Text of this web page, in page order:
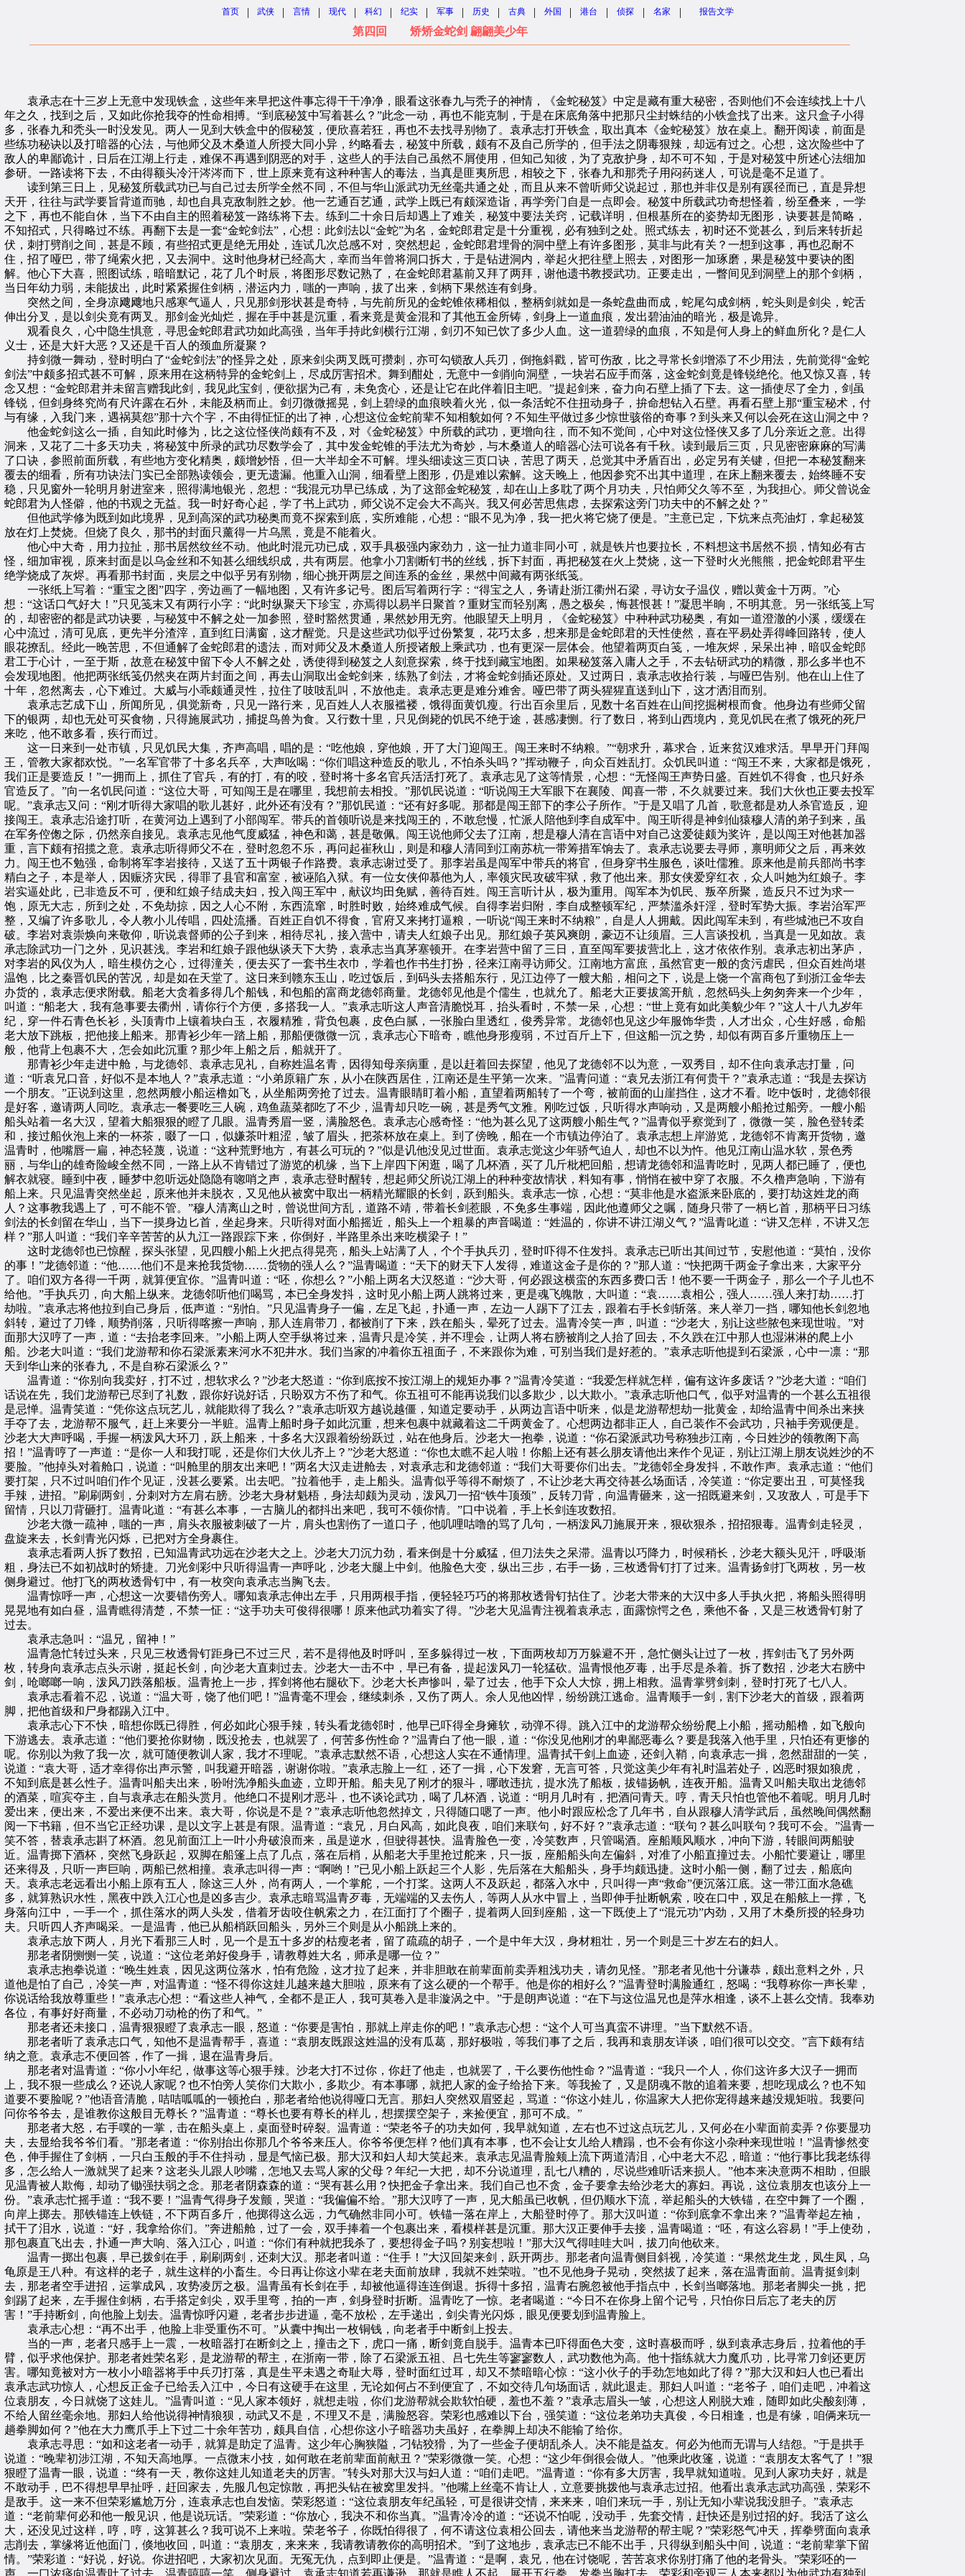
首页 | 武侠 | 言情 | 现代 | 科幻 | 纪实 | 军事 | 历史 | 古典 | 外国 | 港台 | 侦探 | 名家 | 报告文学
第四回 矫矫金蛇剑 翩翩美少年
袁承志在十三岁上无意中发现铁盒，这些年来早把这件事忘得干干净净，眼看这张春九与秃子的神情，《金蛇秘笈》中定是藏有重大秘密，否则他们不会连续找上十八
年之久，找到之后，又如此你抢我夺的性命相搏。“到底秘笈中写着甚么？”此念一动，再也不能克制，于是在床底角落中把那只尘封蛛结的小铁盒找了出来。这只盒子小得
多，张春九和秃头一时没发见。两人一见到大铁盒中的假秘笈，便欣喜若狂，再也不去找寻别物了。袁承志打开铁盒，取出真本《金蛇秘笈》放在桌上。翻开阅读，前面是
些练功秘诀以及打暗器的心法，与他师父及木桑道人所授大同小异，约略看去，秘笈中所载，颇有不及自己所学的，但手法之阴毒狠辣，却远有过之。心想，这次险些中了
敌人的卑鄙诡计，日后在江湖上行走，难保不再遇到阴恶的对手，这些人的手法自己虽然不屑使用，但知己知彼，为了克敌护身，却不可不知，于是对秘笈中所述心法细加
参研。一路读将下去，不由得额头冷汗涔涔而下，世上原来竟有这种种害人的毒法，当真是匪夷所思，相较之下，张春九和那秃子用闷药迷人，可说是毫不足道了。
读到第三日上，见秘笈所载武功已与自己过去所学全然不同，不但与华山派武功无丝毫共通之处，而且从来不曾听师父说起过，那也并非仅是别有蹊径而已，直是异想
天开，往往与武学要旨背道而驰，却也自具克敌制胜之妙。他一艺通百艺通，武学上既已有颇深造诣，再学旁门自是一点即会。秘笈中所载武功奇想怪着，纷至叠来，一学
之下，再也不能自休，当下不由自主的照着秘笈一路练将下去。练到二十余日后却遇上了难关，秘笈中要法关窍，记载详明，但根基所在的姿势却无图形，诀要甚是简略，
不知招式，只得略过不练。再翻下去是一套“金蛇剑法”，心想：此剑法以“金蛇”为名，金蛇郎君定是十分重视，必有独到之处。照式练去，初时还不觉甚么，到后来转折起
伏，刺打劈削之间，甚是不顾，有些招式更是绝无用处，连试几次总感不对，突然想起，金蛇郎君埋骨的洞中壁上有许多图形，莫非与此有关？一想到这事，再也忍耐不
住，招了哑巴，带了绳索火把，又去洞中。这时他身材已经高大，幸而当年曾将洞口拆大，于是钻进洞内，举起火把往壁上照去，对图形一加琢磨，果是秘笈中要诀的图
解。他心下大喜，照图试练，暗暗默记，花了几个时辰，将图形尽数记熟了，在金蛇郎君墓前又拜了两拜，谢他遗书教授武功。正要走出，一瞥间见到洞壁上的那个剑柄，
当日年幼力弱，未能拔出，此时紧紧握住剑柄，潜运内力，嗤的一声响，拔了出来，剑柄下果然连有剑身。
突然之间，全身凉飕飕地只感寒气逼人，只见那剑形状甚是奇特，与先前所见的金蛇锥依稀相似，整柄剑就如是一条蛇盘曲而成，蛇尾勾成剑柄，蛇头则是剑尖，蛇舌
伸出分叉，是以剑尖竟有两叉。那剑金光灿烂，握在手中甚是沉重，看来竟是黄金混和了其他五金所铸，剑身上一道血痕，发出碧油油的暗光，极是诡异。
观看良久，心中隐生惧意，寻思金蛇郎君武功如此高强，当年手持此剑横行江湖，剑刃不知已饮了多少人血。这一道碧绿的血痕，不知是何人身上的鲜血所化？是仁人
义士，还是大奸大恶？又还是千百人的颈血所凝聚？
持剑微一舞动，登时明白了“金蛇剑法”的怪异之处，原来剑尖两叉既可攒刺，亦可勾锁敌人兵刃，倒拖斜戳，皆可伤敌，比之寻常长剑增添了不少用法，先前觉得“金蛇
剑法”中颇多招式甚不可解，原来用在这柄特异的金蛇剑上，尽成厉害招术。舞到酣处，无意中一剑削向洞壁，一块岩石应手而落，这金蛇剑竟是锋锐绝伦。他又惊又喜，转
念又想：“金蛇郎君并未留言赠我此剑，我见此宝剑，便欲据为己有，未免贪心，还是让它在此伴着旧主吧。”提起剑来，奋力向石壁上插了下去。这一插使尽了全力，剑虽
锋锐，但剑身终究尚有尺许露在石外，未能及柄而止。剑刃微微摇晃，剑上碧绿的血痕映着火光，似一条活蛇不住扭动身子，拚命想钻入石壁。再看石壁上那“重宝秘术，付
与有缘，入我门来，遇祸莫怨”那十六个字，不由得怔怔的出了神，心想这位金蛇前辈不知相貌如何？不知生平做过多少惊世骇俗的奇事？到头来又何以会死在这山洞之中？
他金蛇剑这么一插，自知此时修为，比之这位怪侠尚颇有不及，对《金蛇秘笈》中所载的武功，更增向往，而不知不觉间，心中对这位怪侠又多了几分亲近之意。出得
洞来，又花了二十多天功夫，将秘笈中所录的武功尽数学会了，其中发金蛇锥的手法尤为奇妙，与木桑道人的暗器心法可说各有千秋。读到最后三页，只见密密麻麻的写满
了口诀，参照前面所载，有些地方变化精奥，颇增妙悟，但一大半却全不可解。埋头细读这三页口诀，苦思了两天，总觉其中矛盾百出，必定另有关键，但把一本秘笈翻来
覆去的细看，所有功诀法门实已全部熟读领会，更无遗漏。他重入山洞，细看壁上图形，仍是难以索解。这天晚上，他因参究不出其中道理，在床上翻来覆去，始终睡不安
稳，只见窗外一轮明月射进室来，照得满地银光，忽想：“我混元功早已练成，为了这部金蛇秘笈，却在山上多耽了两个月功夫，只怕师父久等不至，为我担心。师父曾说金
蛇郎君为人怪僻，他的书观之无益。我一时好奇心起，学了书上武功，师父说不定会大不高兴。我又何必苦思焦虑，去探索这旁门功夫中的不解之处？”
但他武学修为既到如此境界，见到高深的武功秘奥而竟不探索到底，实所难能，心想：“眼不见为净，我一把火将它烧了便是。”主意已定，下炕来点亮油灯，拿起秘笈
放在灯上焚烧。但烧了良久，那书的封面只薰得一片乌黑，竟是不能着火。
他心中大奇，用力拉扯，那书居然纹丝不动。他此时混元功已成，双手具极强内家劲力，这一扯力道非同小可，就是铁片也要拉长，不料想这书居然不损，情知必有古
怪，细加审视，原来封面是以乌金丝和不知甚么细线织成，共有两层。他拿小刀割断钉书的丝线，拆下封面，再把秘笈在火上焚烧，这一下登时火光熊熊，把金蛇郎君平生
绝学烧成了灰烬。再看那书封面，夹层之中似乎另有别物，细心挑开两层之间连系的金丝，果然中间藏有两张纸笺。
一张纸上写着：“重宝之图”四字，旁边画了一幅地图，又有许多记号。图后写着两行字：“得宝之人，务请赴浙江衢州石梁，寻访女子温仪，赠以黄金十万两。”心
想：“这话口气好大！”只见笺末又有两行小字：“此时纵聚天下珍宝，亦焉得以易半日聚首？重财宝而轻别离，愚之极矣，悔甚恨甚！”凝思半晌，不明其意。另一张纸笺上写
的，却密密的都是武功诀要，与秘笈中不解之处一加参照，登时豁然贯通，果然妙用无穷。他眼望天上明月，《金蛇秘笈》中种种武功秘奥，有如一道澄澈的小溪，缓缓在
心中流过，清可见底，更先半分渣滓，直到红日满窗，这才醒觉。只是这些武功似乎过份繁复，花巧太多，想来那是金蛇郎君的天性使然，喜在平易处弄得峰回路转，使人
眼花撩乱。经此一晚苦思，不但通解了金蛇郎君的遗法，而对师父及木桑道人所授诸般上乘武功，也有更深一层体会。他望着两页白笺，一堆灰烬，呆呆出神，暗叹金蛇郎
君工于心计，一至于斯，故意在秘笈中留下令人不解之处，诱使得到秘笈之人刻意探索，终于找到藏宝地图。如果秘笈落入庸人之手，不去钻研武功的精微，那么多半也不
会发现地图。他把两张纸笺仍然夹在两片封面之间，再去山洞取出金蛇剑来，练熟了剑法，才将金蛇剑插还原处。又过两日，袁承志收拾行装，与哑巴告别。他在山上住了
十年，忽然离去，心下难过。大威与小乖颇通灵性，拉住了吱吱乱叫，不放他走。袁承志更是难分难舍。哑巴带了两头猩猩直送到山下，这才洒泪而别。
袁承志艺成下山，所闻所见，俱觉新奇，只见一路行来，见百姓人人衣服褴褛，饿得面黄饥瘦。行出百余里后，见数十名百姓在山间挖掘树根而食。他身边有些师父留
下的银两，却也无处可买食物，只得施展武功，捕捉鸟兽为食。又行数十里，只见倒毙的饥民不绝于途，甚感凄恻。行了数日，将到山西境内，竟见饥民在煮了饿死的死尸
来吃，他不敢多看，疾行而过。
这一日来到一处市镇，只见饥民大集，齐声高唱，唱的是：“吃他娘，穿他娘，开了大门迎闯王。闯王来时不纳粮。”“朝求升，幕求合，近来贫汉难求活。早早开门拜闯
王，管教大家都欢悦。”一名军官带了十多名兵卒，大声吆喝：“你们唱这种造反的歌儿，不怕杀头吗？”挥动鞭子，向众百姓乱打。众饥民叫道：“闯王不来，大家都是饿死，
我们正是要造反！”一拥而上，抓住了官兵，有的打，有的咬，登时将十多名官兵活活打死了。袁承志见了这等情景，心想：“无怪闯王声势日盛。百姓饥不得食，也只好杀
官造反了。”向一名饥民问道：“这位大哥，可知闯王是在哪里，我想前去相投。”那饥民说道：“听说闯王大军眼下在襄陵、闻喜一带，不久就要过来。我们大伙也正要去投军
呢。”袁承志又问：“刚才听得大家唱的歌儿甚好，此外还有没有？”那饥民道：“还有好多呢。那都是闯王部下的李公子所作。”于是又唱了几首，歌意都是劝人杀官造反，迎
接闯王。袁承志沿途打听，在黄河边上遇到了小部闯军。带兵的首领听说是来找闯王的，不敢怠慢，忙派人陪他到李自成军中。闯王听得是神剑仙猿穆人清的弟子到来，虽
在军务倥偬之际，仍然亲自接见。袁承志见他气度威猛，神色和蔼，甚是敬佩。闯王说他师父去了江南，想是穆人清在言语中对自己这爱徒颇为奖许，是以闯王对他甚加器
重，言下颇有招揽之意。袁承志听得师父不在，登时忽忽不乐，再问起崔秋山，则是和穆人清同到江南苏杭一带筹措军饷去了。袁承志说要去寻师，禀明师父之后，再来效
力。闯王也不勉强，命制将军李岩接待，又送了五十两银子作路费。袁承志谢过受了。那李岩虽是闯军中带兵的将官，但身穿书生服色，谈吐儒雅。原来他是前兵部尚书李
精白之子，本是举人，因赈济灾民，得罪了县官和富室，被诬陷入狱。有一位女侠仰慕他为人，率领灾民攻破牢狱，救了他出来。那女侠爱穿红衣，众人叫她为红娘子。李
岩实逼处此，已非造反不可，便和红娘子结成夫妇，投入闯王军中，献议均田免赋，善待百姓。闯王言听计从，极为重用。闯军本为饥民、叛卒所聚，造反只不过为求一
饱，原无大志，所到之处，不免劫掠，因之人心不附，东西流窜，时胜时败，始终难成气候。自得李岩归附，李自成整顿军纪，严禁滥杀奸淫，登时军势大振。李岩治军严
整，又编了许多歌儿，令人教小儿传唱，四处流播。百姓正自饥不得食，官府又来拷打逼粮，一听说“闯王来时不纳粮”，自是人人拥戴。因此闯军未到，有些城池已不攻自
破。李岩对袁崇焕向来敬仰，听说袁督师的公子到来，相待尽礼，接入营中，请夫人红娘子出见。那红娘子英风爽朗，豪迈不让须眉。三人言谈投机，当真是一见如故。袁
承志除武功一门之外，见识甚浅。李岩和红娘子跟他纵谈天下大势，袁承志当真茅塞顿开。在李岩营中留了三日，直至闯军要拔营北上，这才依依作别。袁承志初出茅庐，
对李岩的风仪为人，暗生模仿之心，过得潼关，便去买了一套书生衣巾，学着也作书生打扮，径来江南寻访师父。江南地方富庶，虽然官吏一般的贪污虐民，但众百姓尚堪
温饱，比之秦晋饥民的苦况，却是如在天堂了。这日来到赣东玉山，吃过饭后，到码头去搭船东行，见江边停了一艘大船，相问之下，说是上饶一个富商包了到浙江金华去
办货的，袁承志便求附载。船老大贪着多得几个船钱，和包船的富商龙德邻商量。龙德邻见他是个儒生，也就允了。船老大正要拔篙开航，忽然码头上匆匆奔来一个少年，
叫道：“船老大，我有急事要去衢州，请你行个方便，多搭我一人。”袁承志听这人声音清脆悦耳，抬头看时，不禁一呆，心想：“世上竟有如此美貌少年？”这人十八九岁年
纪，穿一件石青色长衫，头顶青巾上镶着块白玉，衣履精雅，背负包裹，皮色白腻，一张脸白里透红，俊秀异常。龙德邻也见这少年服饰华贵，人才出众，心生好感，命船
老大放下跳板，把他接上船来。那青衫少年一踏上船，那船便微微一沉，袁承志心下暗奇，瞧他身形瘦弱，不过百斤上下，但这船一沉之势，却似有两百多斤重物压上一
般，他背上包裹不大，怎会如此沉重？那少年上船之后，船就开了。
那青衫少年走进中舱，与龙德邻、袁承志见礼，自称姓温名青，因得知母亲病重，是以赶着回去探望，他见了龙德邻不以为意，一双秀目，却不住向袁承志打量，问
道：“听袁兄口音，好似不是本地人？”袁承志道：“小弟原籍广东，从小在陕西居住，江南还是生平第一次来。”温青问道：“袁兄去浙江有何贵干？”袁承志道：“我是去探访
一个朋友。”正说到这里，忽然两艘小船运橹如飞，从坐船两旁抢了过去。温青眼睛盯着小船，直望着两船转了一个弯，被前面的山崖挡住，这才不看。吃中饭时，龙德邻很
是好客，邀请两人同吃。袁承志一餐要吃三人碗，鸡鱼蔬菜都吃了不少，温青却只吃一碗，甚是秀气文雅。刚吃过饭，只听得水声响动，又是两艘小船抢过船旁。一艘小船
船头站着一名大汉，望着大船狠狠的瞪了几眼。温青秀眉一竖，满脸怒色。袁承志心感奇怪：“他为甚么见了这两艘小船生气？”温青似乎察觉到了，微微一笑，脸色登转柔
和，接过船伙泡上来的一杯茶，啜了一口，似嫌茶叶粗涩，皱了眉头，把茶杯放在桌上。到了傍晚，船在一个市镇边停泊了。袁承志想上岸游览，龙德邻不肯离开货物，邀
温青时，他嘴唇一扁，神态轻蔑，说道：“这种荒野地方，有甚么可玩的？”似是讥他没见过世面。袁承志觉这少年骄气迫人，却也不以为忤。他见江南山温水软，景色秀
丽，与华山的雄奇险峻全然不同，一路上从不肯错过了游览的机缘，当下上岸四下闲逛，喝了几杯酒，买了几斤枇杷回船，想请龙德邻和温青吃时，见两人都已睡了，便也
解衣就寝。睡到中夜，睡梦中忽听远处隐隐有唿哨之声，袁承志登时醒转，想起师父所说江湖上的种种变故情状，料知有事，悄悄在被中穿了衣服。不久橹声急响，下游有
船上来。只见温青突然坐起，原来他并未脱衣，又见他从被窝中取出一柄精光耀眼的长剑，跃到船头。袁承志一惊，心想：“莫非他是水盗派来卧底的，要打劫这姓龙的商
人？这事教我遇上了，可不能不管。”穆人清离山之时，曾说世间方乱，道路不靖，带着长剑惹眼，不免多生事端，因此他遵师父之嘱，随身只带了一柄匕首，那柄平日习练
剑法的长剑留在华山，当下一摸身边匕首，坐起身来。只听得对面小船摇近，船头上一个粗暴的声音喝道：“姓温的，你讲不讲江湖义气？”温青叱道：“讲又怎样，不讲又怎
样？”那人叫道：“我们辛辛苦苦的从九江一路跟踪下来，你倒好，半路里杀出来吃横梁子！”
这时龙德邻也已惊醒，探头张望，见四艘小船上火把点得晃亮，船头上站满了人，个个手执兵刃，登时吓得不住发抖。袁承志已听出其间过节，安慰他道：“莫怕，没你
的事！”龙德邻道：“他……他们不是来抢我货物……货物的强人么？”温青喝道：“天下的财天下人发得，难道这金子是你的？”那人道：“快把两千两金子拿出来，大家平分
了。咱们双方各得一千两，就算便宜你。”温青叫道：“呸，你想么？”小船上两名大汉怒道：“沙大哥，何必跟这横蛮的东西多费口舌！他不要一千两金子，那么一个子儿也不
给他。”手执兵刃，向大船上纵来。龙德邻听他们喝骂，本已全身发抖，这时见小船上两人跳将过来，更是魂飞魄散，大叫道：“袁……袁相公，强人……强人来打劫……打
劫啦。”袁承志将他拉到自己身后，低声道：“别怕。”只见温青身子一偏，左足飞起，扑通一声，左边一人踢下了江去，跟着右手长剑斩落。来人举刀一挡，哪知他长剑忽地
斜转，避过了刀锋，顺势削落，只听得喀擦一声响，那人连肩带刀，都被削了下来，跌在船头，晕死了过去。温青冷笑一声，叫道：“沙老大，别让这些脓包来现世啦。”对
面那大汉哼了一声，道：“去抬老李回来。”小船上两人空手纵将过来，温青只是冷笑，并不理会，让两人将右膀被削之人抬了回去，不久跌在江中那人也湿淋淋的爬上小
船。沙老大叫道：“我们龙游帮和你石梁派素来河水不犯井水。我们当家的冲着你五祖面子，不来跟你为难，可别当我们是好惹的。”袁承志听他提到石梁派，心中一凛：“那
天到华山来的张春九，不是自称石梁派么？”
温青道：“你别向我卖好，打不过，想软求么？”沙老大怒道：“你到底按不按江湖上的规矩办事？”温青冷笑道：“我爱怎样就怎样，偏有这许多废话？”沙老大道：“咱们
话说在先，我们龙游帮已尽到了礼数，跟你好说好话，只盼双方不伤了和气。你五祖可不能再说我们以多欺少，以大欺小。”袁承志听他口气，似乎对温青的一个甚么五祖很
是忌惮。温青笑道：“凭你这点玩艺儿，就能欺得了我么？”袁承志听双方越说越僵，知道定要动手，从两边言语中听来，似是龙游帮想劫一批黄金，却给温青中间杀出来挟
手夺了去，龙游帮不服气，赶上来要分一半赃。温青上船时身子如此沉重，想来包裹中就藏着这二千两黄金了。心想两边都非正人，自己装作不会武功，只袖手旁观便是。
沙老大大声呼喝，手握一柄泼风大环刀，跃上船来，十多名大汉跟着纷纷跃过，站在他身后。沙老大一抱拳，说道：“你石梁派武功号称独步江南，今日姓沙的领教阁下高
招！”温青哼了一声道：“是你一人和我打呢，还是你们大伙儿齐上？”沙老大怒道：“你也太瞧不起人啦！你船上还有甚么朋友请他出来作个见证，别让江湖上朋友说姓沙的不
要脸。”他掉头对着舱口，说道：“叫舱里的朋友出来吧！”两名大汉走进舱去，对袁承志和龙德邻道：“我们大哥要你们出去。”龙德邻全身发抖，不敢作声。袁承志道：“他们
要打架，只不过叫咱们作个见证，没甚么要紧。出去吧。”拉着他手，走上船头。温青似乎等得不耐烦了，不让沙老大再交待甚么场面话，冷笑道：“你定要出丑，可莫怪我
手辣，进招。”刷刷两剑，分刺对方左肩右膀。沙老大身材魁梧，身法却颇为灵动，泼风刀一招“铁牛顶颈”，反转刀背，向温青砸来，这一招既避来剑，又攻敌人，可是手下
留情，只以刀背砸打。温青叱道：“有甚么本事，一古脑儿的都抖出来吧，我可不领你情。”口中说着，手上长剑连攻数招。
沙老大微一疏神，嗤的一声，肩头衣服被刺破了一片，肩头也割伤了一道口子，他叽哩咕噜的骂了几句，一柄泼风刀施展开来，狠砍狠杀，招招狠毒。温青剑走轻灵，
盘旋来去，长剑青光闪烁，已把对方全身裹住。
袁承志看两人拆了数招，已知温青武功远在沙老大之上。沙老大刀沉力劲，看来倒是十分威猛，但刀法失之呆滞。温青以巧降力，时候稍长，沙老大额头见汗，呼吸渐
粗，身法已不如初战时的矫捷。刀光剑彩中只听得温青一声呼叱，沙老大腿上中剑。他脸色大变，纵出三步，右手一扬，三枚透骨钉打了过来。温青扬剑打飞两枚，另一枚
侧身避过。他打飞的两枚透骨钉中，有一枚突向袁承志当胸飞去。
温青惊呼一声，心想这一次要错伤旁人。哪知袁承志伸出左手，只用两根手指，便轻轻巧巧的将那枚透骨钉拈住了。沙老大带来的大汉中多人手执火把，将船头照得明
晃晃地有如白昼，温青瞧得清楚，不禁一怔：“这手功夫可俊得很哪！原来他武功着实了得。”沙老大见温青注视着袁承志，面露惊愕之色，乘他不备，又是三枚透骨钉射了
过去。
袁承志急叫：“温兄，留神！”
温青急忙转过头来，只见三枚透骨钉距身已不过三尺，若不是得他及时呼叫，至多躲得过一枚，下面两枚却万万躲避不开，急忙侧头让过了一枚，挥剑击飞了另外两
枚，转身向袁承志点头示谢，挺起长剑，向沙老大直刺过去。沙老大一击不中，早已有备，提起泼风刀一轮猛砍。温青恨他歹毒，出手尽是杀着。拆了数招，沙老大右膀中
剑，呛啷啷一响，泼风刀跌落船板。温青抢上一步，挥剑将他右腿砍下。沙老大长声惨叫，晕了过去，他手下众人大惊，拥上相救。温青掌劈剑刺，登时打死了七八人。
袁承志看着不忍，说道：“温大哥，饶了他们吧！”温青毫不理会，继续刺杀，又伤了两人。余人见他凶悍，纷纷跳江逃命。温青顺手一剑，割下沙老大的首级，跟着两
脚，把他首级和尸身都踢入江中。
袁承志心下不快，暗想你既已得胜，何必如此心狠手辣，转头看龙德邻时，他早已吓得全身瘫软，动弹不得。跳入江中的龙游帮众纷纷爬上小船，摇动船橹，如飞般向
下游逃去。袁承志道：“他们要抢你财物，既没抢去，也就罢了，何苦多伤性命？”温青白了他一眼，道：“你没见他刚才的卑鄙恶毒么？要是我落入他手里，只怕还有更惨的
呢。你别以为救了我一次，就可随便教训人家，我才不理呢。”袁承志默然不语，心想这人实在不通情理。温青拭干剑上血迹，还剑入鞘，向袁承志一揖，忽然甜甜的一笑，
说道：“袁大哥，适才幸得你出声示警，叫我避开暗器，谢谢你啦。”袁承志脸上一红，还了一揖，心下发窘，无言可答，只觉这美少年有礼时温若处子，凶恶时狠如狼虎，
不知到底是甚么性子。温青叫船夫出来，吩咐洗净船头血迹，立即开船。船夫见了刚才的狠斗，哪敢违抗，提水洗了船板，拔锚扬帆，连夜开船。温青又叫船夫取出龙德邻
的酒菜，喧宾夺主，自与袁承志在船头赏月。他绝口不提刚才恶斗，也不谈论武功，喝了几杯酒，说道：“明月几时有，把酒问青天。哼，青天只怕也管他不着呢。明月几时
爱出来，便出来，不爱出来便不出来。袁大哥，你说是不是？”袁承志听他忽然掉文，只得随口嗯了一声。他小时跟应松念了几年书，自从跟穆人清学武后，虽然晚间偶然翻
阅一下书籍，但不当它正经功课，是以文字上甚是有限。温青道：“袁兄，月白风高，如此良夜，咱们来联句，好不好？”袁承志道：“联句？甚么叫联句？我可不会。”温青一
笑不答，替袁承志斟了杯酒。忽见前面江上一叶小舟破浪而来，虽是逆水，但驶得甚快。温青脸色一变，冷笑数声，只管喝酒。座船顺风顺水，冲向下游，转眼间两船驶
近。温青掷下酒杯，突然飞身跃起，双脚在船篷上点了几点，落在后梢，从船老大手里抢过舵来，只一扳，座船船头向左偏斜，对准了小船直撞过去。小船忙要避让，哪里
还来得及，只听一声巨响，两船已然相撞。袁承志叫得一声：“啊哟！”已见小船上跃起三个人影，先后落在大船船头，身手均颇迅捷。这时小船一侧，翻了过去，船底向
天。袁承志老远看出小船上原有五人，除这三人外，尚有两人，一个掌舵，一个打桨。这两人不及跃起，都落入水中，只叫得一声“救命”便沉落江底。这一带江面水急礁
多，就算熟识水性，黑夜中跌入江心也是凶多吉少。袁承志暗骂温青歹毒，无端端的又去伤人，等两人从水中冒上，当即伸手扯断帆索，咬在口中，双足在船舷上一撑，飞
身落向江中，一手一个，抓住落水的两人头发，借着牙齿咬住帆索之力，在江面打了个圈子，提着两人回到座船，这一下既使上了“混元功”内劲，又用了木桑所授的轻身功
夫。只听四人齐声喝采。一是温青，他已从船梢跃回船头，另外三个则是从小船跳上来的。
袁承志放下两人，月光下看那三人时，见一个是五十多岁的枯瘦老者，留了疏疏的胡子，一个是中年大汉，身材粗壮，另一个则是三十岁左右的妇人。
那老者阴恻恻一笑，说道：“这位老弟好俊身手，请教尊姓大名，师承是哪一位？”
袁承志抱拳说道：“晚生姓袁，因见这两位落水，怕有危险，这才拉了起来，并非胆敢在前辈面前卖弄粗浅功夫，请勿见怪。”那老者见他十分谦恭，颇出意料之外，只
道他是怕了自己，冷笑一声，对温青道：“怪不得你这娃儿越来越大胆啦，原来有了这么硬的一个帮手。他是你的相好么？”温青登时满脸通红，怒喝：“我尊称你一声长辈，
你说话给我放尊重些！”袁承志心想：“看这些人神气，全都不是正人，我可莫卷入是非漩涡之中。”于是朗声说道：“在下与这位温兄也是萍水相逢，谈不上甚么交情。我奉劝
各位，有事好好商量，不必动刀动枪的伤了和气。”
那老者还未接口，温青狠狠瞪了袁承志一眼，怒道：“你要是害怕，那就上岸走你的吧！”袁承志心想：“这个人可当真蛮不讲理。”当下默然不语。
那老者听了袁承志口气，知他不是温青帮手，喜道：“袁朋友既跟这姓温的没有瓜葛，那好极啦，等我们事了之后，我再和袁朋友详谈，咱们很可以交交。”言下颇有结
纳之意。袁承志不便回答，作了一揖，退在温青身后。
那老者对温青道：“你小小年纪，做事这等心狠手辣。沙老大打不过你，你赶了他走，也就罢了，干么要伤他性命？”温青道：“我只一个人，你们这许多大汉子一拥而
上，我不狠一些成么？还说人家呢？也不怕旁人笑你们大欺小，多欺少。有本事哪，就把人家的金子给拾下来。等我捡了，又是阴魂不散的追着来要，想吃现成么？也不知
道要不要脸呢？”他语音清脆，咭咭呱呱的一顿抢白，那老者给他说得哑口无言。那妇人突然双眉竖起，骂道：“你这小娃儿，你温家大人把你宠得越来越没规矩啦。我要问
问你爷爷去，是谁教你这般目无尊长？”温青道：“尊长也要有尊长的样儿，想摆摆空架子，来捡便宜，那可不成。”
那老者大怒，右手噗的一掌，击在船头桌上，桌面登时碎裂。温青道：“荣老爷子的功夫如何，我早就知道，左右也不过这点玩艺儿，又何必在小辈面前卖弄？你要显功
夫，去显给我爷爷们看。”那老者道：“你别抬出你那几个爷爷来压人。你爷爷便怎样？他们真有本事，也不会让女儿给人糟蹋，也不会有你这小杂种来现世啦！”温青惨然变
色，伸手握住了剑柄，一只白玉般的手不住抖动，显是气恼已极。那大汉和妇人却大笑起来。袁承志见温青脸颊上流下两道清泪，心中老大不忍，暗道：“他行事比我老练得
多，怎么给人一激就哭了起来？这老头儿跟人吵嘴，怎地又去骂人家的父母？年纪一大把，却不分说道理，乱七八糟的，尽说些难听话来损人。”他本来决意两不相助，但眼
见温青被人欺侮，却动了锄强扶弱之念。那老者阴森森的道：“哭有甚么用？快把金子拿出来。我们自己也不贪，金子要拿去给沙老大的寡妇。再说，这位袁朋友也该分上一
份。”袁承志忙摇手道：“我不要！”温青气得身子发颤，哭道：“我偏偏不给。”那大汉哼了一声，见大船虽已收帆，但仍顺水下流，举起船头的大铁锚，在空中舞了一个圈，
向岸上掷去。那铁锚连上铁链，不下两百多斤，他掷得这么远，力气确然非同小可。铁锚一落在岸上，大船登时停了。那大汉叫道：“你到底拿不拿出来？”温青举起左袖，
拭干了泪水，说道：“好，我拿给你们。”奔进船舱，过了一会，双手捧着一个包裹出来，看模样甚是沉重。那大汉正要伸手去接，温青喝道：“呸，有这么容易！”手上使劲，
那包裹直飞出去，扑通一声大响、落入江心，叫道：“你们有种就把我杀了，要想得金子吗？别妄想啦！”那大汉气得哇哇大叫，拔刀向他砍来。
温青一掷出包裹，早已拨剑在手，刷刷两剑，还刺大汉。那老者叫道：“住手！”大汉回架来剑，跃开两步。那老者向温青侧目斜视，冷笑道：“果然龙生龙，凤生凤，乌
龟原是王八种。有这样的老子，就生这样的小畜生。今日再让你这小辈在老夫面前放肆，我就不姓荣啦。”也不见他身子晃动，突然拔了起来，落在温青面前。温青挺剑刺
去，那老者空手进招，运掌成风，攻势凌厉之极。温青虽有长剑在手，却被他逼得连连倒退。拆得十多招，温青右腕忽被他手指点中，长剑当啷落地。那老者脚尖一挑，把
剑踢了起来，左手握住剑柄，右手搭定剑尖，双手里弯，拍的一声，剑身登时折断。温青吃了一惊。老者喝道：“今日不在你身上留个记号，只怕你日后忘了老夫的厉
害！”手持断剑，向他脸上划去。温青惊呼闪避，老者步步进逼，毫不放松，左手递出，剑尖青光闪烁，眼见便要划到温青脸上。
袁承志心想：“再不出手，他脸上非受重伤不可。”从囊中掏出一枚铜钱，向老者手中断剑上投去。
当的一声，老者只感手上一震，一枚暗器打在断剑之上，撞击之下，虎口一痛，断剑竟自脱手。温青本已吓得面色大变，这时喜极而呼，纵到袁承志身后，拉着他的手
臂，似乎求他保护。那老者姓荣名彩，是龙游帮的帮主，在浙南一带，除了石梁派五祖、吕七先生等寥寥数人，武功数他为高。他十指练就大力魔爪功，比寻常刀剑还更厉
害。哪知竟被对方一枚小小暗器将手中兵刃打落，真是生平未遇之奇耻大辱，登时面红过耳，却又不禁暗暗心惊：“这小伙子的手劲怎地如此了得？”那大汉和妇人也已看出
袁承志武功惊人，心想反正金子已给丢入江中，今日有这硬手在这里，无论如何占不到便宜了，不如交待几句场面话，就此退走。那妇人叫道：“老爷子，咱们走吧，冲着这
位袁朋友，今日就饶了这娃儿。”温青叫道：“见人家本领好，就想走啦，你们龙游帮就会欺软怕硬，羞也不羞？”袁承志眉头一皱，心想这人刚脱大难，随即如此尖酸刻薄，
不给人留丝毫余地。那妇人给他说得神情狼狈，动武又不是，不理又不是，满脸怒容。荣彩也感难以下台，强笑道：“这位老弟功夫真俊，今日相逢，也是有缘，咱俩来玩一
趟拳脚如何？”他在大力鹰爪手上下过二十余年苦功，颇具自信，心想你这小子暗器功夫虽好，在拳脚上却决不能输了给你。
袁承志寻思：“如和这老者一动手，就算是助定了温青。这少年心胸狭隘，刁钻狡猾，为了一些金子便胡乱杀人。决不能是益友。何必为他而无谓与人结怨。”于是拱手
说道：“晚辈初涉江湖，不知天高地厚。一点微末小技，如何敢在老前辈面前献丑？”荣彩微微一笑。心想：“这少年倒很会做人。”他乘此收篷，说道：“袁朋友太客气了！”狠
狠瞪了温青一眼，说道：“终有一天，教你这娃儿知道老夫的厉害。”转头对那大汉与妇人道：“咱们走吧。”温青道：“你有多大厉害，我早就知道啦。见到人家功夫好，就是
不敢动手，巴不得想早早扯呼，赶回家去，先服几包定惊散，再把头钻在被窝里发抖。”他嘴上丝毫不肯让人，立意要挑拨他与袁承志过招。他看出袁承志武功高强，荣彩不
是敌手。这一来不但荣彩尴尬万分，连袁承志也自发恼。荣彩怒道：“这位袁朋友年纪虽轻，可是很讲交情，来来来，咱们来玩一手，别让无知小辈说我没胆子。”袁承志
道：“老前辈何必和他一般见识，他是说玩话。”荣彩道：“你放心，我决不和你当真。”温青冷冷的道：“还说不怕呢，没动手，先套交情，赶快还是别过招的好。我活了这么
大，还没见过这样，哼，哼，这算甚么？我可说不上来啦。荣老爷子，你既怕得很了，何不请这位袁相公回去，请他来当龙游帮的帮主呢？”荣彩怒气冲天，挥拳劈面向袁承
志削去，掌缘将近他面门，倏地收回，叫道：“袁朋友，来来来，我请教请教你的高明招术。”到了这地步，袁承志已不能不出手，只得纵到船头中间，说道：“老前辈掌下留
情。”荣彩道：“好说，好说。你进招吧，大家初次见面。无冤无仇，点到即止便是。”温青道：“是啊，袁兄，他在讨饶呢，苦苦哀求你别打痛了他的老骨头。”荣彩呸的一
声，一口浓痰向温青吐了过去。温青嘻嘻一笑，侧身避过。袁承志知道若再谦逊，那就是瞧人不起，展开五行拳，发拳当胸打去。荣彩和旁观三人本来都以为他武功有独到